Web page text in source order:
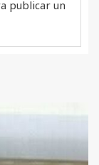
publicar un